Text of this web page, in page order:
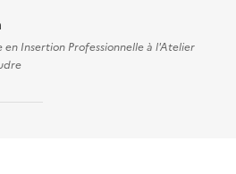
en Insertion Professionnelle à l'Atelier